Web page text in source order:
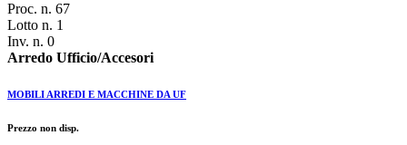
Proc. n. 67
Lotto n. 1
Inv. n. 0
Arredo Ufficio/Accesori
MOBILI ARREDI E MACCHINE DA UF
Prezzo non disp.